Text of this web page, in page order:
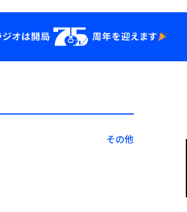
YouTube
その他